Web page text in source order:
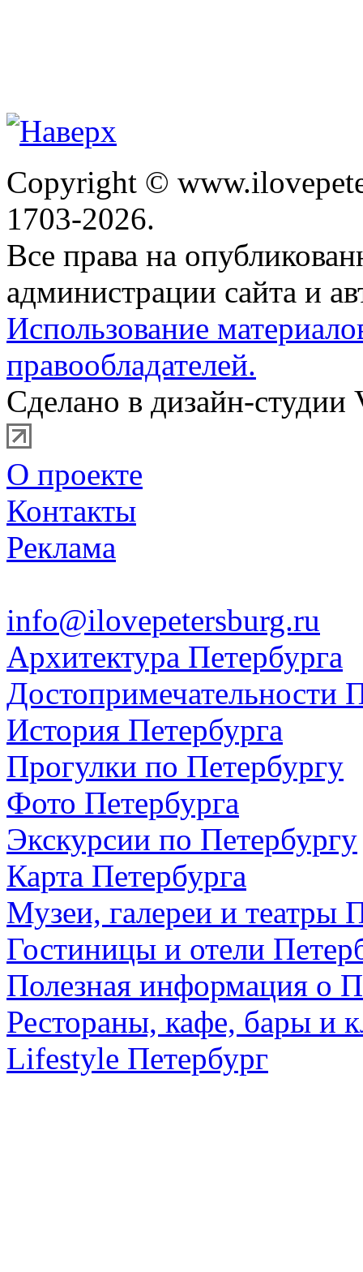
Copyright ©
1703-2026.
Все права на
администрации сайта и
Использование
правообладателей.
Сделано в дизайн-студии
О проекте
Контакты
Реклама
info@ilovepetersburg.ru
Архитектура Петербурга
Достопримечательности
История Петербурга
Прогулки по Петербургу
Фото Петербурга
Экскурсии по Петербургу
Карта Петербурга
Музеи, галереи и театры
Гостиницы и отели
Полезная информация о
Рестораны, кафе, бары и
Lifestyle Петербург